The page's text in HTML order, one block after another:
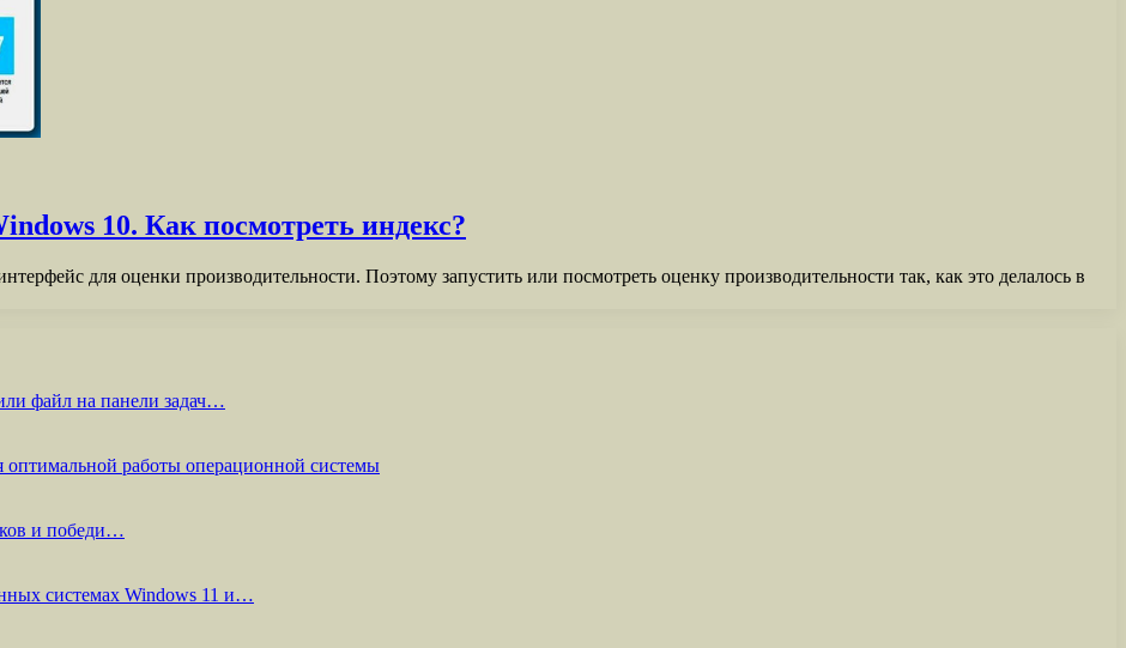
10. Как посмотреть индекс?
для оценки производительности. Поэтому запустить или посмотреть оценку производительности так, как это делалось в
файл на панели задач…
работы операционной системы
и победи…
системах Windows 11 и…